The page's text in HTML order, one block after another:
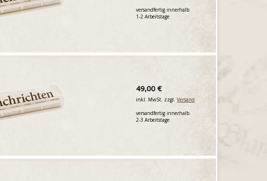
versandfertig innerhalb
1-2 Arbeitstage
49,00 €
inkl. MwSt. zzgl.Versand
versandfertig innerhalb
2-3 Arbeitstage